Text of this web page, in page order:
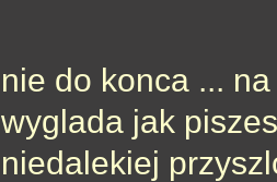
nie do konca ...
wyglada jak
niedalekiej